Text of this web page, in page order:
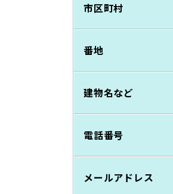
市区町村
番地
建物名など
電話番号
メールアドレス